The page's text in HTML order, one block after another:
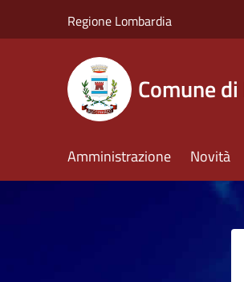
Regione Lombardia
Comune
Amministrazione Novità